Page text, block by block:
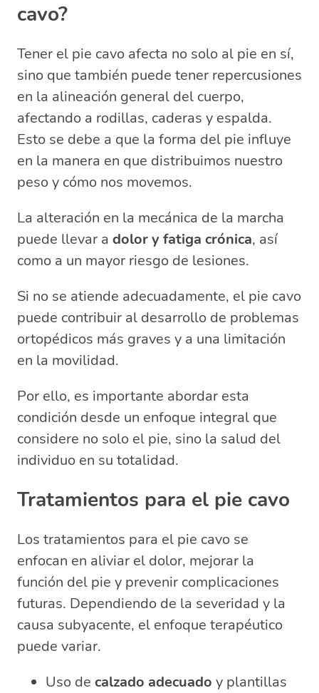
cavo?
Tener el pie cavo afecta no solo al pie en sí,
sino que también puede tener repercusiones
en la alineación general del cuerpo,
afectando a rodillas, caderas y espalda.
Esto se debe a que la forma del pie influye
en la manera en que distribuimos nuestro
peso y cómo nos movemos.
La alteración en la mecánica de la marcha
puede llevar a dolor y fatiga crónica, así
como a un mayor riesgo de lesiones.
Si no se atiende adecuadamente, el pie cavo
puede contribuir al desarrollo de problemas
ortopédicos más graves y a una limitación
en la movilidad.
Por ello, es importante abordar esta
condición desde un enfoque integral que
considere no solo el pie, sino la salud del
individuo en su totalidad.
Tratamientos para el pie cavo
Los tratamientos para el pie cavo se
enfocan en aliviar el dolor, mejorar la
función del pie y prevenir complicaciones
futuras. Dependiendo de la severidad y la
causa subyacente, el enfoque terapéutico
puede variar.
Uso de calzado adecuado y plantillas